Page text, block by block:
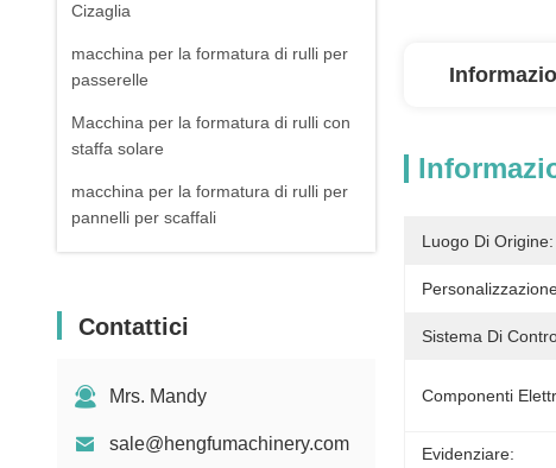
Cizaglia
macchina per la formatura di rulli per
passerelle
Macchina per la formatura di rulli con
staffa solare
macchina per la formatura di rulli per
pannelli per scaffali
Contattici
Mrs. Mandy
sale@hengfumachinery.com
Luogo Di Origine:
Sistema Di
Componenti
Evidenziare: